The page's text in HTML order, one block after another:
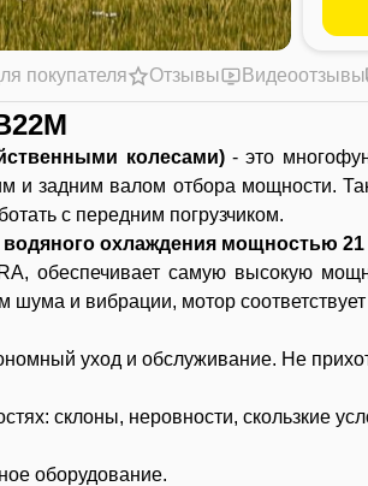
покупателя Отзывы Видеоотзывы
колесами)- это
и задним валом отбора мощности.
с передним погрузчиком.
охлаждения мощностью 21
обеспечивает самую высокую
и вибрации, мотор соответствует
уход и обслуживание. Не
склоны, неровности, скользкие
оборудование.